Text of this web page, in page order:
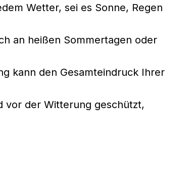
Wetter, sei es Sonne, Regen
an heißen Sommertagen oder
kann den Gesamteindruck Ihrer
vor der Witterung geschützt,